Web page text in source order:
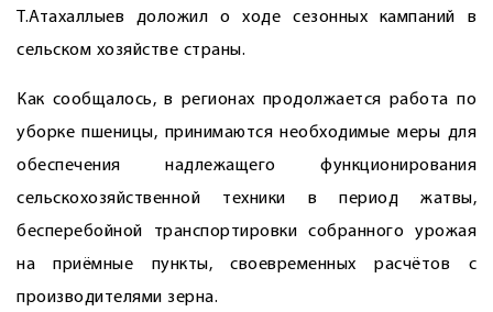
Т.Атахаллыев доложил о ходе сезонных кампаний в
сельском хозяйстве страны.
Как сообщалось, в регионах продолжается работа по
уборке пшеницы, принимаются необходимые меры для
обеспечения надлежащего функционирования
сельскохозяйственной техники в период жатвы,
бесперебойной транспортировки собранного урожая
на приёмные пункты, своевременных расчётов с
производителями зерна.